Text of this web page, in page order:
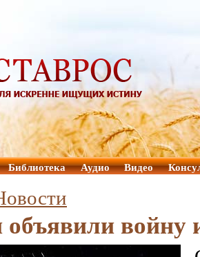
Библиотека Аудио Видео
войну